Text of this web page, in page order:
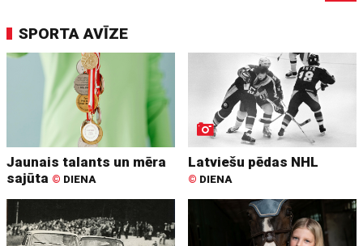
SPORTA AVĪZE
Jaunais talants un mēra
sajūta © DIENA
Latviešu pēdas NHL
© DIENA